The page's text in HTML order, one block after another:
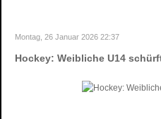
Montag, 26 Januar 2026 22:37
Hockey: Weibliche U14